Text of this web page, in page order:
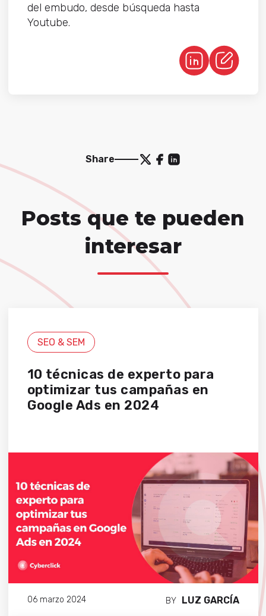
del embudo, desde búsqueda hasta
Youtube.
Share
Posts que te pueden
interesar
SEO & SEM
10 técnicas de experto para
optimizar tus campañas en
Google Ads en 2024
06 marzo 2024 BY LUZ GARCÍA